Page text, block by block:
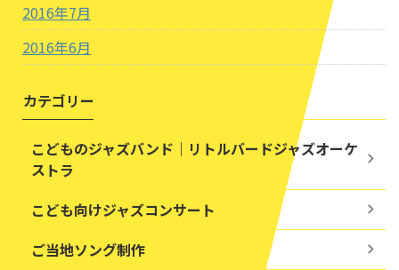
2016年7月
2016年6月
カテゴリー
こどものジャズバンド｜リトルバードジャズオーケ
ストラ
こども向けジャズコンサート
ご当地ソング制作